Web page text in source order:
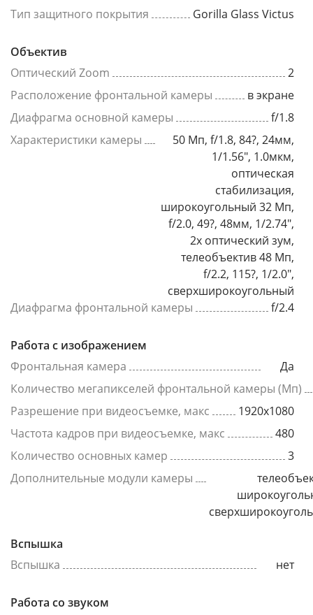
Тип защитного покрытия
Gorilla Glass Victus
Объектив
Оптический Zoom
2
Расположение фронтальной камеры
в экране
Диафрагма основной камеры
f/1.8
Характеристики камеры
50 Мп, f/1.8, 84?, 24мм,
1/1.56", 1.0мкм,
оптическая
стабилизация,
широкоугольный 32 Мп,
f/2.0, 49?, 48мм, 1/2.74",
2x оптический зум,
телеобъектив 48 Мп,
f/2.2, 115?, 1/2.0",
сверхширокоугольный
Диафрагма фронтальной камеры
f/2.4
Работа с изображением
Фронтальная камера
Да
Количество мегапикселей фронтальной камеры (Мп)
Разрешение при видеосъемке, макс
1920x1080
Частота кадров при видеосъемке, макс
480
Количество основных камер
3
Дополнительные модули камеры
Вспышка
Вспышка
нет
Работа со звуком